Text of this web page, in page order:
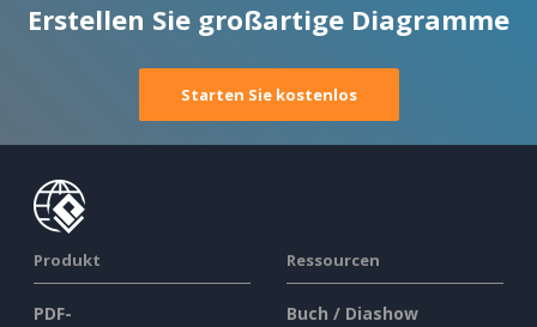
Erstellen Sie großartige Diagramme
Starten Sie kostenlos
Produkt
PDF-
Ressourcen
Buch / Diashow